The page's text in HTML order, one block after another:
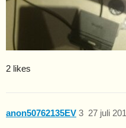
2 likes
anon50762135EV 27 juli
3